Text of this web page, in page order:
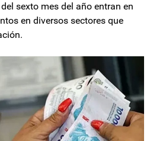
sexto mes del año entran en
en diversos sectores que